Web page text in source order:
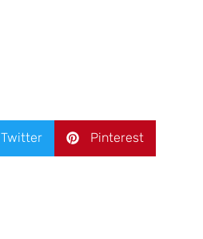
Twitter Pinterest